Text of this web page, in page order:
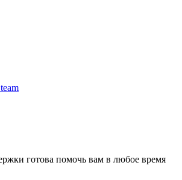
готова помочь вам в любое время